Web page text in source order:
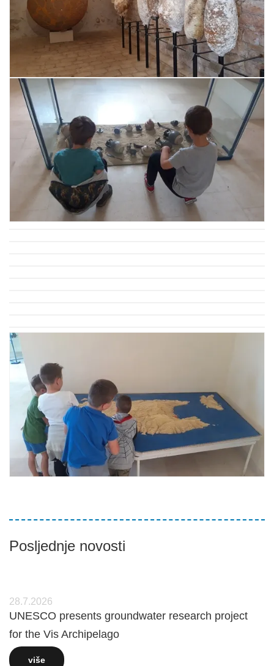
Posljednje novosti
28.7.2026
UNESCO presents groundwater research project
for the Vis Archipelago
više